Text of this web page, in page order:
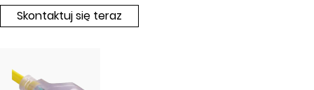
Skontaktuj się teraz